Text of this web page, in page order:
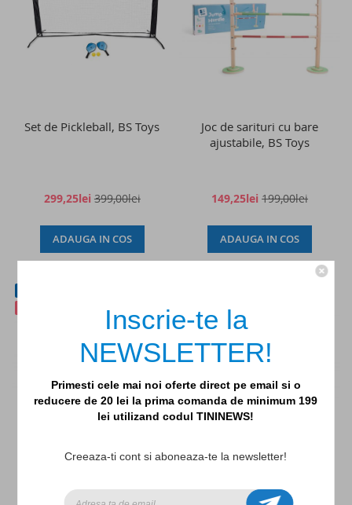
Inscrie-te la
NEWSLETTER!
Primesti cele mai noi oferte direct pe email si o
reducere de 20 lei la prima comanda de minimum 199
lei utilizand codul TININEWS!
Creeaza-ti cont si aboneaza-te la newsletter!
DORINTE
DE
Set de Pickleball, BS Toys
299,25lei 399,00lei
ADAUGA IN COS
DE
COMPARARE
Joc de sarituri cu bare
ajustabile, BS Toys
149,25lei 199,00lei
ADAUGA IN COS
DE
ADAUGATI
Barca din lemn cu vele si
Stampile din lemn pentru